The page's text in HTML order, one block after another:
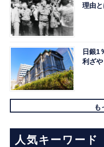
理由
日銀1
利ざ
も
人気キーワード